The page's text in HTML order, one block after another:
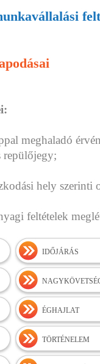
meghaladó
repülőjegy;
hely szerinti
feltételek
IDŐJÁRÁS
ÉGHAJLAT
TÖRTÉNELEM